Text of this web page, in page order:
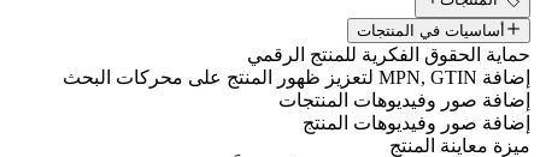
أساسيات في المنتجات
حماية الحقوق الفكرية للمنتج الرقمي
إضافة MPN, GTIN لتعزيز ظهور المنتج على محركات البحث
إضافة صور وفيديوهات المنتجات
إضافة صور وفيديوهات المنتج
ميزة معاينة المنتج